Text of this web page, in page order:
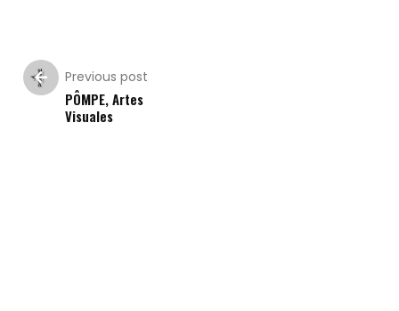
Previous post
PÔMPE, Artes
Visuales